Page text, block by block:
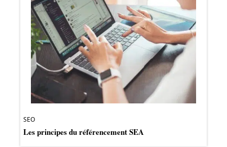
SEO
Les principes du référencement SEA